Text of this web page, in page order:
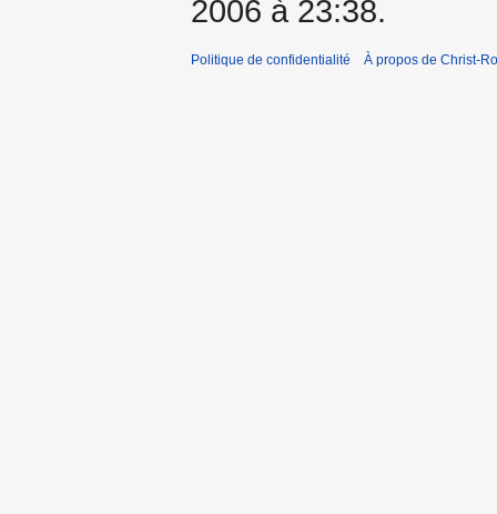
2006 à 23:38.
Politique de confidentialité À propos de Christ-